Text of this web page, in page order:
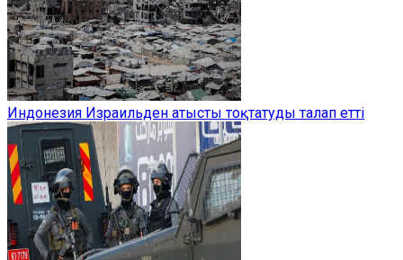
Индонезия Израильден атысты тоқтатуды талап етті